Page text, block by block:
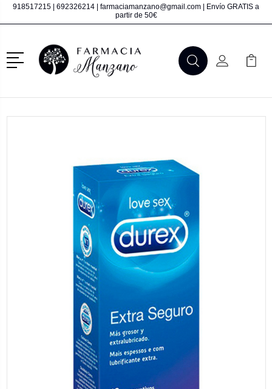
918517215 692326214 farmaciamanzano@gmail.com | Envío GRATIS a
partir de 50€
Menú
BuscarMi Cuenta
Mi